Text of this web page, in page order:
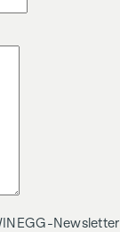
Newsletter